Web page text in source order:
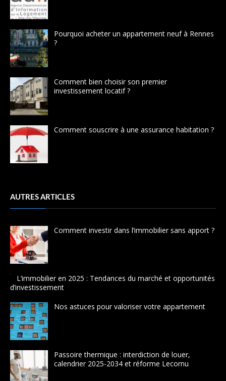
Pourquoi acheter un appartement neuf à Rennes
?
Comment bien choisir son premier
investissement locatif ?
Comment souscrire à une assurance habitation ?
AUTRES ARTICLES
Comment investir dans l’immobilier sans apport ?
L’immobilier en 2025 : Tendances du marché et opportunités
d’investissement
Nos astuces pour valoriser votre appartement
Passoire thermique : interdiction de louer,
calendrier 2025-2034 et réforme Lecornu